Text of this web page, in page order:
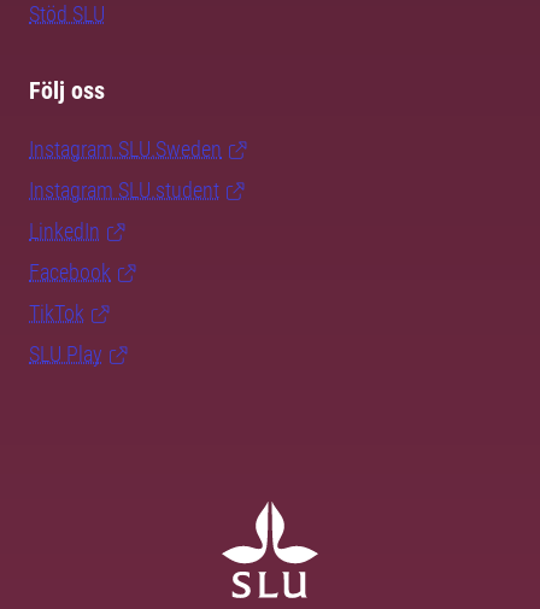
Stöd SLU
Följ oss
Instagram SLU.Sweden
Instagram SLU.student
LinkedIn
Facebook
TikTok
SLU Play